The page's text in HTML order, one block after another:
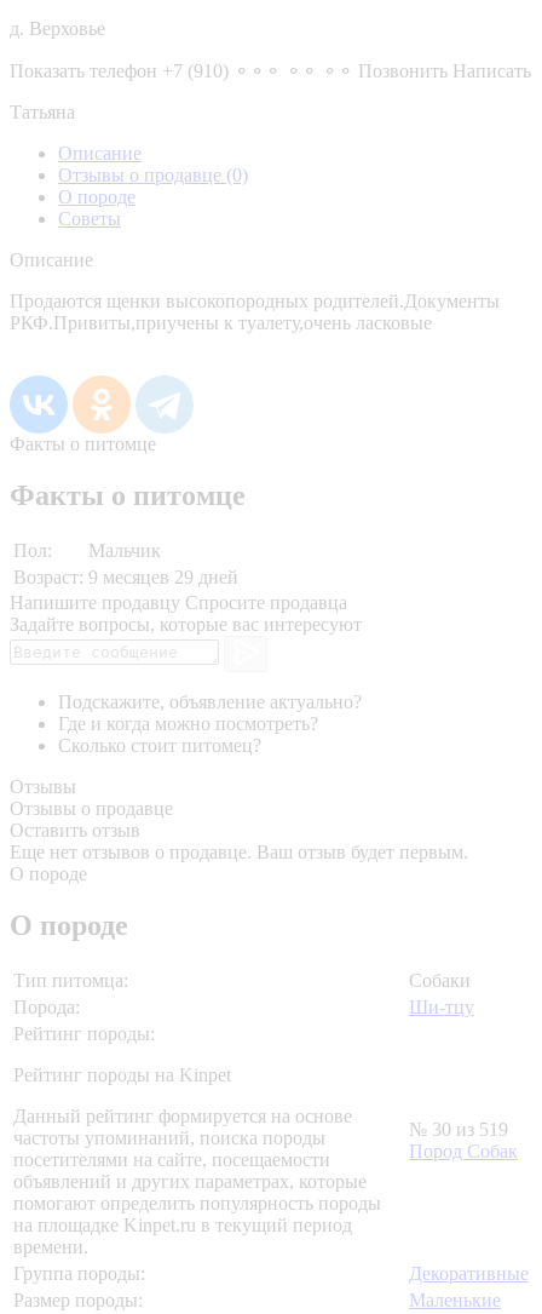
д. Верховье
Показать телефон +7 (910) ⚬⚬⚬ ⚬⚬ ⚬⚬ Позвонить Написать
Татьяна
Описание
Отзывы о продавце (0)
О породе
Советы
Описание
Продаются щенки высокопородных родителей.Документы
РКФ.Привиты,приучены к туалету,очень ласковые
Факты о питомце
Факты о питомце
Пол:
Мальчик
Возраст: 9 месяцев 29 дней
Напишите продавцу Спросите продавца
Задайте вопросы, которые вас интересуют
Подскажите, объявление актуально?
Где и когда можно посмотреть?
Сколько стоит питомец?
Отзывы
Отзывы о продавце
Оставить отзыв
Еще нет отзывов о продавце. Ваш отзыв будет первым.
О породе
О породе
Тип питомца:
Собаки
Порода:
Ши-тцу
Рейтинг породы:
Рейтинг породы на Kinpet
Данный рейтинг формируется на основе
частоты упоминаний, поиска породы
посетителями на сайте, посещаемости
объявлений и других параметрах, которые
помогают определить популярность породы
на площадке Kinpet.ru в текущий период
времени.
№ 30 из 519
Пород Собак
Группа породы:
Декоративные
Размер породы:
Маленькие